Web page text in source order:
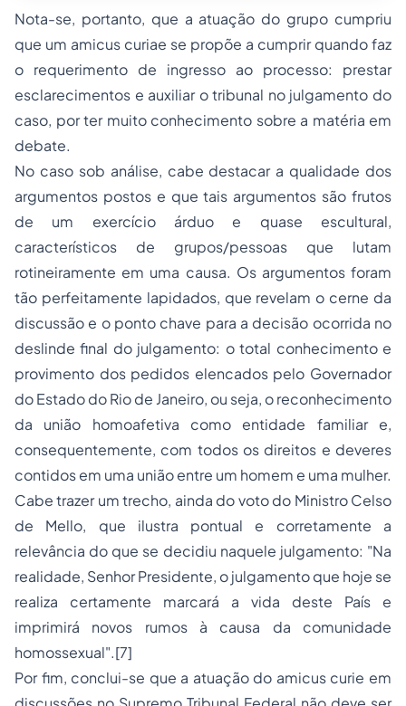
Nota-se, portanto, que a atuação do grupo cumpriu
que um amicus curiae se propõe a cumprir quando faz
o requerimento de ingresso ao processo: prestar
esclarecimentos e auxiliar o tribunal no julgamento do
caso, por ter muito conhecimento sobre a matéria em
debate.
No caso sob análise, cabe destacar a qualidade dos
argumentos postos e que tais argumentos são frutos
de um exercício árduo e quase escultural,
característicos de grupos/pessoas que lutam
rotineiramente em uma causa. Os argumentos foram
tão perfeitamente lapidados, que revelam o cerne da
discussão e o ponto chave para a decisão ocorrida no
deslinde final do julgamento: o total conhecimento e
provimento dos pedidos elencados pelo Governador
do Estado do Rio de Janeiro, ou seja, o reconhecimento
da união homoafetiva como entidade familiar e,
consequentemente, com todos os direitos e deveres
contidos em uma união entre um homem e uma mulher.
Cabe trazer um trecho, ainda do voto do Ministro Celso
de Mello, que ilustra pontual e corretamente a
relevância do que se decidiu naquele julgamento: "Na
realidade, Senhor Presidente, o julgamento que hoje se
realiza certamente marcará a vida deste País e
imprimirá novos rumos à causa da comunidade
homossexual".[7]
Por fim, conclui-se que a atuação do amicus curie em